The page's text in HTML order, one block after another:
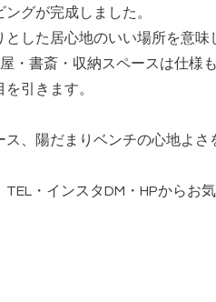
グが完成しました。
した居心地のいい場所を意味
・書斎・収納スペースは仕様
引きます。
、陽だまりベンチの心地よさ
・インスタDM・HPからお